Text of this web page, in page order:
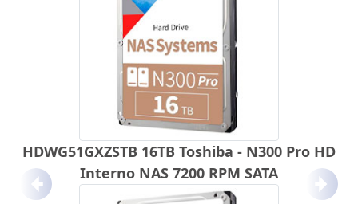
HDWG51GXZSTB 16TB Toshiba - N300 Pro HD
Interno NAS 7200 RPM SATA
Anterior